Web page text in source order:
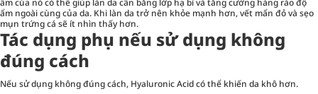
ẩm ngoài cùng của da. Khi làn da trở nên khỏe mạnh hơn, vết mẩn đỏ và sẹo
mụn trứng cá sẽ ít nhìn thấy hơn.
Tác dụng phụ nếu sử dụng không
đúng cách
Nếu sử dụng không đúng cách, Hyaluronic Acid có thể khiến da khô hơn.